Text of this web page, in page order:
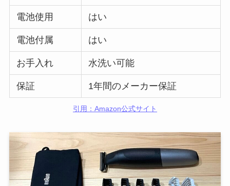
電池使用‎ はい
電池付属 はい
お手入れ 水洗い可能
保証 1年間のメーカー保証
引用：Amazon公式サイト